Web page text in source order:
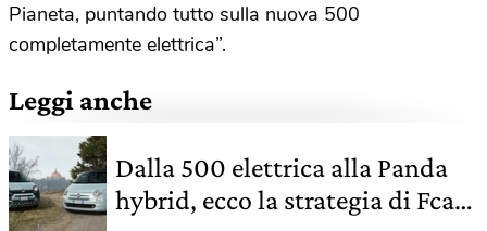
Pianeta, puntando tutto sulla nuova 500
completamente elettrica”.
Leggi anche
Dalla 500 elettrica alla Panda
hybrid, ecco la strategia di Fca